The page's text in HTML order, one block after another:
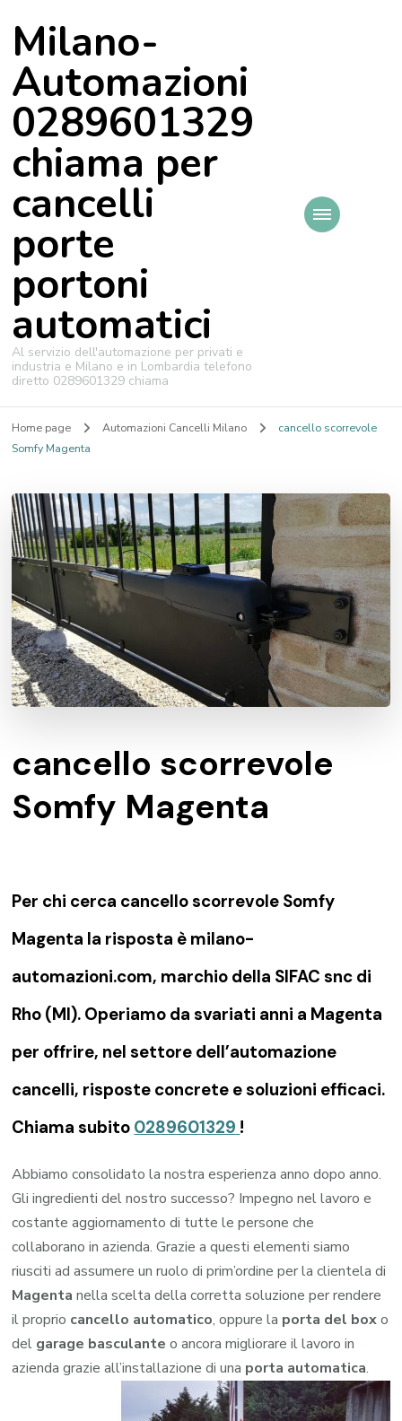
Milano-
Automazioni
0289601329
chiama per
cancelli
porte
portoni
automatici
Al servizio dell'automazione per privati e
industria e Milano e in Lombardia telefono
diretto 0289601329 chiama
Home page Automazioni Cancelli Milano
cancello scorrevole
Somfy Magenta
cancello scorrevole
Somfy Magenta
Per chi cerca cancello scorrevole Somfy
Magenta la risposta è milano-
automazioni.com, marchio della SIFAC snc di
Rho (MI). Operiamo da svariati anni a Magenta
per offrire, nel settore dell’automazione
cancelli, risposte concrete e soluzioni efficaci.
Chiama subito 0289601329 !
Abbiamo consolidato la nostra esperienza anno dopo anno.
Gli ingredienti del nostro successo? Impegno nel lavoro e
costante aggiornamento di tutte le persone che
collaborano in azienda. Grazie a questi elementi siamo
riusciti ad assumere un ruolo di prim’ordine per la clientela di
Magenta nella scelta della corretta soluzione per rendere
il proprio cancello automatico, oppure la porta del boxo
del garage basculante o ancora migliorare il lavoro in
azienda grazie all’installazione di una porta automatica.